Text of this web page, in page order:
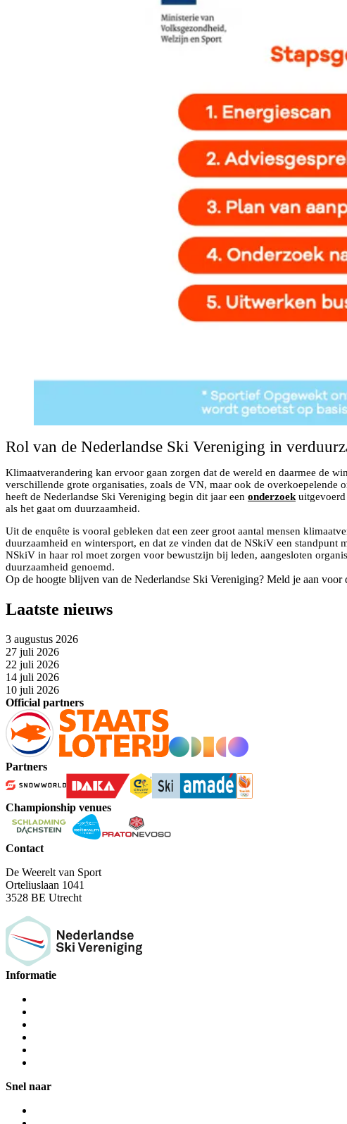
Rol van de Nederlandse Ski Vereniging in
Klimaatverandering kan ervoor gaan zorgen dat de wereld en daarmee de
verschillende grote organisaties, zoals de VN, maar ook de
heeft de Nederlandse Ski Vereniging begin dit jaar een onderzoekuitgevoerd
als het gaat om duurzaamheid.
Uit de enquête is vooral gebleken dat een zeer groot aantal mensen
duurzaamheid en wintersport, en dat ze vinden dat de NSkiV een standpunt
NSkiV in haar rol moet zorgen voor bewustzijn bij leden, aangesloten
duurzaamheid genoemd.
Op de hoogte blijven van de Nederlandse Ski Vereniging? Meld je aan voor
Laatste nieuws
3 augustus 2026
27 juli 2026
22 juli 2026
14 juli 2026
10 juli 2026
Official partners
Partners
Championship venues
Contact
De Weerelt van Sport
Orteliuslaan 1041
3528 BE Utrecht
Informatie
Snel naar